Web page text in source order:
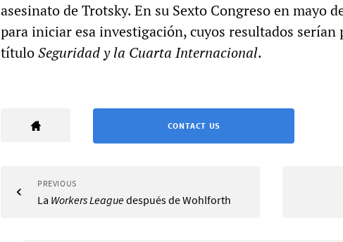
asesinato de Trotsky. En su Sexto Congreso en mayo
para iniciar esa investigación, cuyos resultados serían
títuloSeguridad y la Cuarta Internacional.
CONTACT US
PREVIOUS
La Workers Leaguedespués de Wohlforth